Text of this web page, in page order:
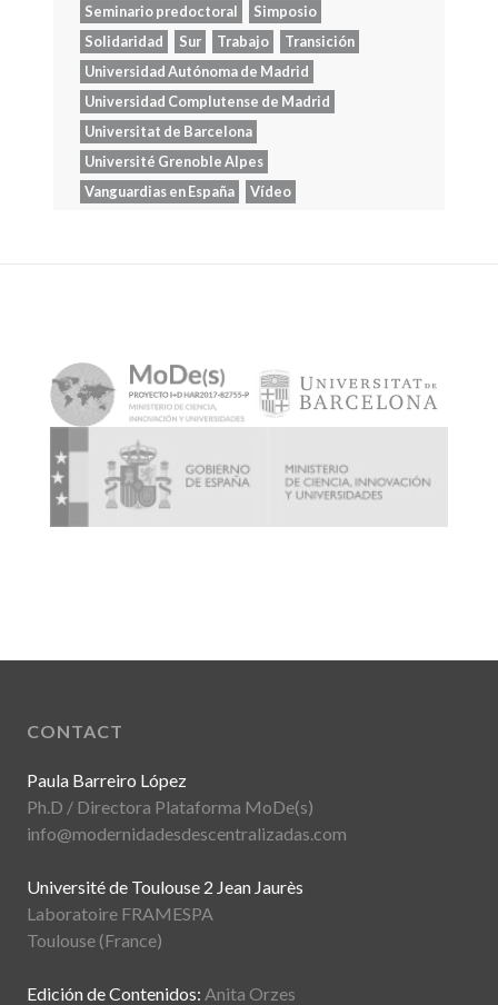
Seminario predoctoral
Simposio
Solidaridad
Sur Trabajo
Transición
Universidad Autónoma de Madrid
Universidad Complutense de Madrid
Universitat de Barcelona
Université Grenoble Alpes
Vanguardias en España
Vídeo
CONTACT
Paula Barreiro López
Ph.D / Directora Plataforma MoDe(s)
info@modernidadesdescentralizadas.com
Université de Toulouse 2 Jean Jaurès
Laboratoire FRAMESPA
Toulouse (France)
Edición de Contenidos: Anita Orzes